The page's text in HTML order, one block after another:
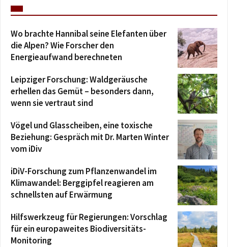
Wo brachte Hannibal seine Elefanten über
die Alpen? Wie Forscher den
Energieaufwand berechneten
Leipziger Forschung: Waldgeräusche
erhellen das Gemüt – besonders dann,
wenn sie vertraut sind
Vögel und Glasscheiben, eine toxische
Beziehung: Gespräch mit Dr. Marten Winter
vom iDiv
iDiV-Forschung zum Pflanzenwandel im
Klimawandel: Berggipfel reagieren am
schnellsten auf Erwärmung
Hilfswerkzeug für Regierungen: Vorschlag
für ein europaweites Biodiversitäts-
Monitoring